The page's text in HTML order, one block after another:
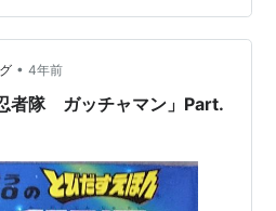
に 合体し、すばらしい 力を…
• 4年前
者隊 ガッチャマン」Part.